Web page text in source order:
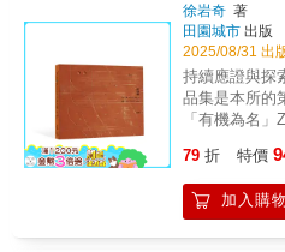
這不只是作品
本，更是看清
步轉變」的清
圖像，讓這些
建築發展不可
系學生、學
學術研究，更
為經典入門與
與專業領域中
師，齊聲推薦
美歷史照片、
22件經典作品
主義先驅」的
生活。
卻扭曲，既渴
些看似不和諧
的能量來源。
界的敵意？他
果被法國建築
游走於多位
激烈，把所有
圖。繪畫是他
是他用這兩種
意從不單純追
議】SANAA
2025年12月開
親身體驗。為
競爭下，脫穎
何成為建築家
性格？在伊
的西澤立衛放
他們看似
後有著如何
從城市美學、
角，探討光的
力。
徐岩奇 著
田園城市 出版
2025/08/31 出
持續應證與探
品集是本所的
「有機為名
回響不錯，經
餘。很多朋友
但由於是手
79 折 特價
加入購